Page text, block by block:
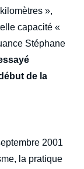
»,
capacité «
Stéphane
de la
2001
la pratique